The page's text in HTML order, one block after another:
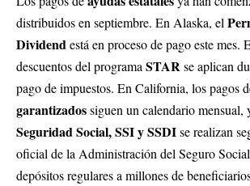
distribuidos en septiembre. En Alaska, el
Dividendestá en proceso de pago este
descuentos del programa STARse aplican
pago de impuestos. En California, los pagos
garantizadossiguen un calendario mensual,
Seguridad Social, SSI y SSDIse realizan
oficial de la Administración del Seguro
depósitos regulares a millones de